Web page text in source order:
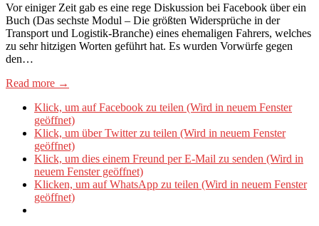
Vor einiger Zeit gab es eine rege Diskussion bei Facebook über ein
Buch (Das sechste Modul – Die größten Widersprüche in der
Transport und Logistik-Branche) eines ehemaligen Fahrers, welches
zu sehr hitzigen Worten geführt hat. Es wurden Vorwürfe gegen
den…
Read more →
Klick, um auf Facebook zu teilen (Wird in neuem Fenster
geöffnet)
Klick, um über Twitter zu teilen (Wird in neuem Fenster
geöffnet)
Klick, um dies einem Freund per E-Mail zu senden (Wird in
neuem Fenster geöffnet)
Klicken, um auf WhatsApp zu teilen (Wird in neuem Fenster
geöffnet)